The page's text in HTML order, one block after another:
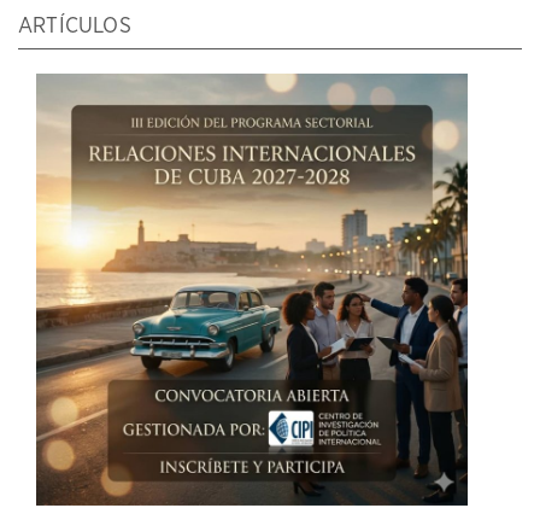
ARTÍCULOS